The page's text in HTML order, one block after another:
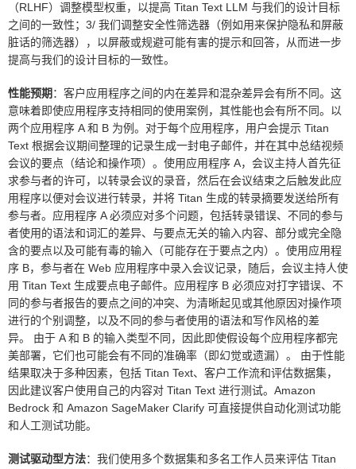
（RLHF）调整模型权重，以提高 Titan Text LLM 与我们的设计目标
之间的一致性；3/ 我们调整安全性筛选器（例如用来保护隐私和屏蔽
脏话的筛选器），以屏蔽或规避可能有害的提示和回答，从而进一步
提高与我们的设计目标的一致性。
性能预期 ：客户应用程序之间的内在差异和混杂差异会有所不同。这
意味着即使应用程序支持相同的使用案例，其性能也会有所不同。以
两个应用程序 A 和 B 为例。对于每个应用程序，用户会提示 Titan
Text 根据会议期间整理的记录生成一封电子邮件，并在其中总结视频
会议的要点（结论和操作项）。使用应用程序 A，会议主持人首先征
求参与者的许可，以转录会议的录音，然后在会议结束之后触发此应
用程序以便对会议进行转录，并将 Titan 生成的转录摘要发送给所有
参与者。应用程序 A 必须应对多个问题，包括转录错误、不同的参与
者使用的语法和词汇的差异、与要点无关的输入内容、部分或完全隐
含的要点以及可能有毒的输入（可能存在于要点之内）。使用应用程
序 B，参与者在 Web 应用程序中录入会议记录，随后，会议主持人使
用 Titan Text 生成要点电子邮件。应用程序 B 必须应对打字错误、不
同的参与者报告的要点之间的冲突、为清晰起见或其他原因对操作项
进行的个别调整，以及不同的参与者使用的语法和写作风格的差
异。 由于 A 和 B 的输入类型不同，因此即使假设每个应用程序都完
美部署，它们也可能会有不同的准确率（即幻觉或遗漏）。 由于性能
结果取决于多种因素，包括 Titan Text、客户工作流和评估数据集，
因此建议客户使用自己的内容对 Titan Text 进行测试。Amazon
Bedrock 和 Amazon SageMaker Clarify 可直接提供自动化测试功能
和人工测试功能。
测试驱动型方法：我们使用多个数据集和多名工作人员来评估 Titan